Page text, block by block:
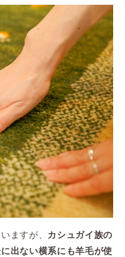
ますが、
カシュガイ族の
出ない横系にも羊毛が使